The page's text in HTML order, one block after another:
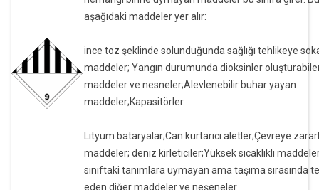
aşağıdaki maddeler yer alır:
ince toz şeklinde solunduğunda sağlığı tehlikeye
maddeler; Yangın durumunda dioksinler
maddeler ve nesneler;Alevlenebilir buhar yayan
maddeler;Kapasitörler
Lityum bataryalar;Can kurtarıcı aletler;Çevreye
maddeler; deniz kirleticiler;Yüksek sıcaklıklı
sınıftaki tanımlara uymayan ama taşıma sırasında
eden diğer maddeler ve neşeneler